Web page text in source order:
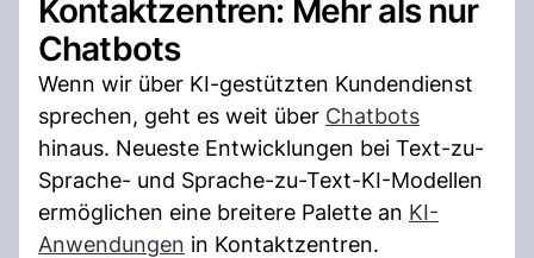
Kontaktzentren: Mehr als nur
Chatbots
Wenn wir über KI-gestützten Kundendienst
sprechen, geht es weit über Chatbots
hinaus. Neueste Entwicklungen bei Text-zu-
Sprache- und Sprache-zu-Text-KI-Modellen
ermöglichen eine breitere Palette an KI-
Anwendungen in Kontaktzentren.